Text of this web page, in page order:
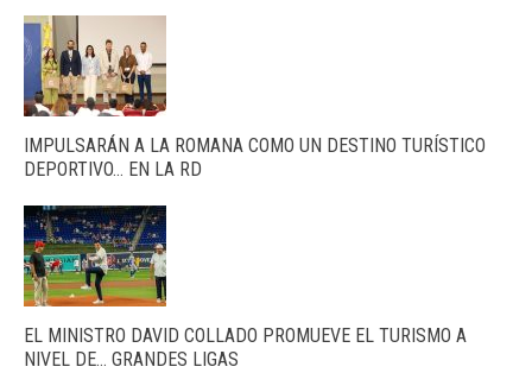
IMPULSARÁN A LA ROMANA COMO UN DESTINO TURÍSTICO
DEPORTIVO… EN LA RD
EL MINISTRO DAVID COLLADO PROMUEVE EL TURISMO A
NIVEL DE… GRANDES LIGAS